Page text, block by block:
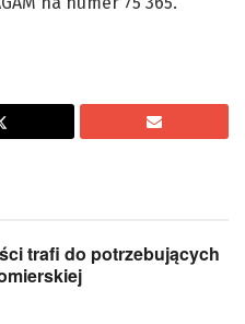
trafi do potrzebujących